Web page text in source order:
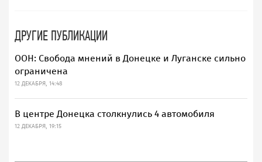
ДРУГИЕ ПУБЛИКАЦИИ
ООН: Свобода мнений в Донецке и Луганске сильно
ограничена
12 ДЕКАБРЯ, 14:48
В центре Донецка столкнулись 4 автомобиля
12 ДЕКАБРЯ, 19:15